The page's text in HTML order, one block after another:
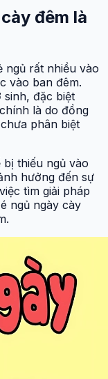
đêm là
ngủ rất nhiều vào
vào ban đêm.
sinh, đặc biệt
là do đồng
phân biệt
thiếu ngủ vào
hưởng đến sự
tìm giải pháp
ngủ ngày cày